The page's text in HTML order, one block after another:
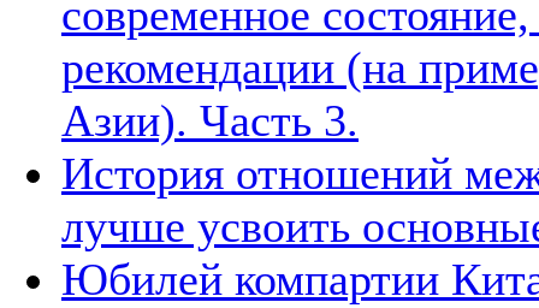
современное
рекомендации (на
Азии). Часть 3.
История отношений
лучше усвоить
Юбилей компартии